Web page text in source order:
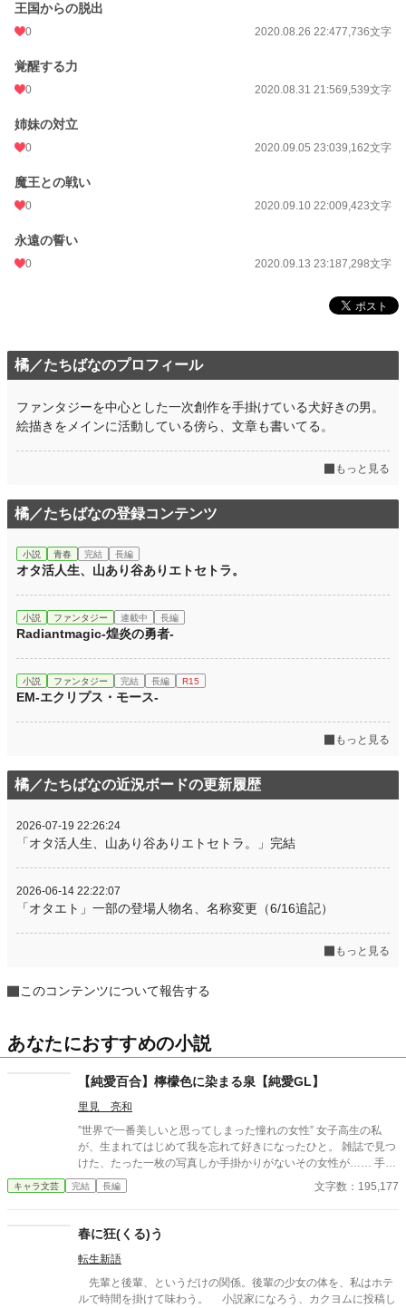
更新日時
初回完結日時
週間ポイント
月間ポイント
年間ポイント 329 pt (113,645 位)
王国からの脱出
0 2020.08.26 22:477,736文字
覚醒する力
0 2020.08.31 21:569,539文字
姉妹の対立
0 2020.09.05 23:039,162文字
魔王との戦い
0 2020.09.10 22:009,423文字
永遠の誓い
0 2020.09.13 23:187,298文字
橘／たちばなのプロフィール
ファンタジーを中心とした一次創作を手掛けている犬好きの男。
絵描きをメインに活動している傍ら、文章も書いてる。
もっと見る
橘／たちばなの登録コンテンツ
小説 青春 完結 長編
オタ活人生、山あり谷ありエトセトラ。
小説 ファンタジー 連載中 長編
Radiantmagic-煌炎の勇者-
小説 ファンタジー 完結 長編 R15
EM-エクリプス・モース-
もっと見る
橘／たちばなの近況ボードの更新履歴
2026-07-19 22:26:24
「オタ活人生、山あり谷ありエトセトラ。」完結
2026-06-14 22:22:07
「オタエト」一部の登場人物名、名称変更（6/16追記）
もっと見る
このコンテンツについて報告する
あなたにおすすめの小説
【純愛百合】檸檬色に染まる泉【純愛GL】
里見 亮和
”世界で一番美しいと思ってしまった憧れの女性” 女子高生の私
が、生まれてはじめて我を忘れて好きになったひと。 雑誌で見つ
けた、たった一枚の写真しか手掛かりがないその女性が…… 手な
んか届くはずがなかった憧れの女性が…… いま……私の目の前に
いる。 奇跡みたいな出会いは、優しいだけじゃ終わらない。 近づ
憧れの先にある“本当の答え”に辿り着くまでの、静かな純愛GL。
キャラ文芸 完結 長編 文字数：195,177
春に狂(くる)う
転生新語
先輩と後輩、というだけの関係。後輩の少女の体を、私はホテ
ルで時間を掛けて味わう。 小説家になろう、カクヨムに投稿し